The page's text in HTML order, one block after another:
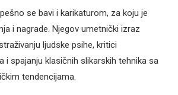
se bavi i karikaturom, za koju je
i nagrade. Njegov umetnički izraz
ljudske psihe, kritici
i spajanju klasičnih slikarskih tehnika sa
tendencijama.